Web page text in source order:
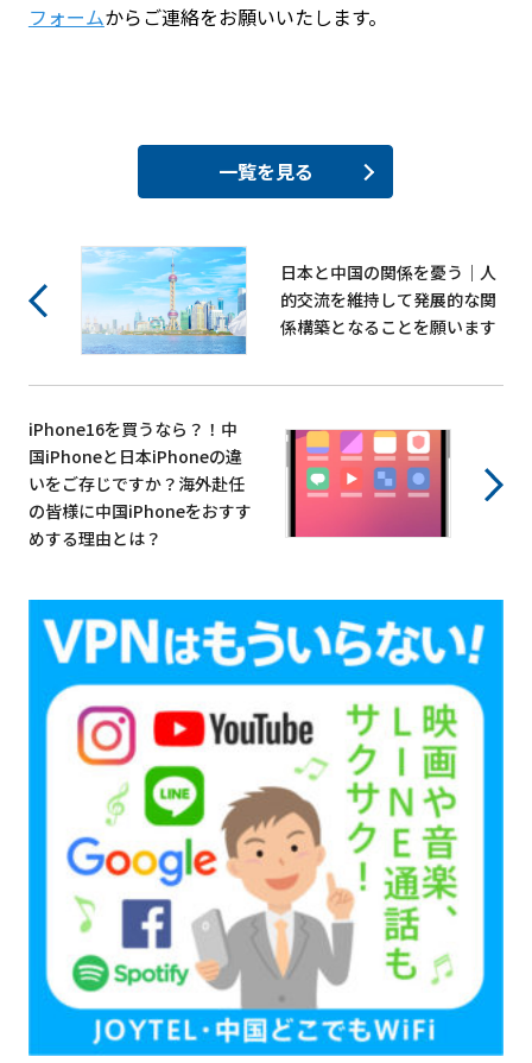
フォームからご連絡をお願いいたします。
一覧を見る
日本と中国の関係を憂う｜人
的交流を維持して発展的な関
係構築となることを願います
iPhone16を買うなら？！中
国iPhoneと日本iPhoneの違
いをご存じですか？海外赴任
の皆様に中国iPhoneをおすす
めする理由とは？